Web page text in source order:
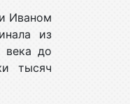
Иваном
из
века до
тысяч